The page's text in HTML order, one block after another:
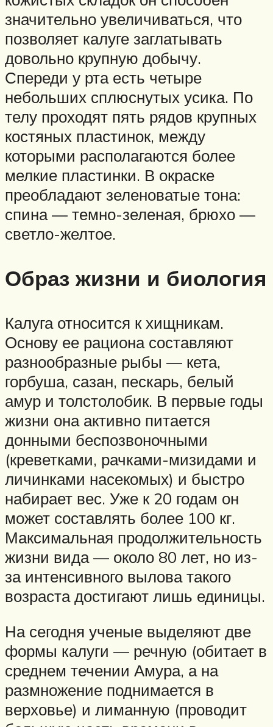
значительно увеличиваться, что
позволяет калуге заглатывать
довольно крупную добычу.
Спереди у рта есть четыре
небольших сплюснутых усика. По
телу проходят пять рядов крупных
костяных пластинок, между
которыми располагаются более
мелкие пластинки. В окраске
преобладают зеленоватые тона:
спина — темно-зеленая, брюхо —
светло-желтое.
Образ жизни и биология
Калуга относится к хищникам.
Основу ее рациона составляют
разнообразные рыбы — кета,
горбуша, сазан, пескарь, белый
амур и толстолобик. В первые годы
жизни она активно питается
донными беспозвоночными
(креветками, рачками-мизидами и
личинками насекомых) и быстро
набирает вес. Уже к 20 годам он
может составлять более 100 кг.
Максимальная продолжительность
жизни вида — около 80 лет, но из-
за интенсивного вылова такого
возраста достигают лишь единицы.
На сегодня ученые выделяют две
формы калуги — речную (обитает в
среднем течении Амура, а на
размножение поднимается в
верховье) и лиманную (проводит